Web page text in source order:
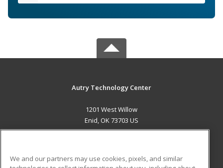
Autry Technology Center
1201 West Willow
Enid, OK 73703 US
We and our partners may use cookies, pixels, and similar